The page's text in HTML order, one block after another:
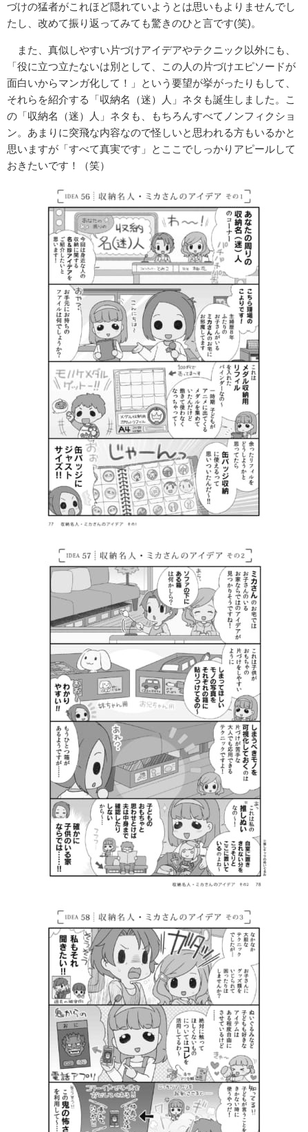
づけの猛者がこれほど隠れていようとは思いもよりませんでし
たし、改めて振り返ってみても驚きのひと言です(笑)。
また、真似しやすい片づけアイデアやテクニック以外にも、
「役に立つ立たないは別として、この人の片づけエピソードが
面白いからマンガ化して！」という要望が挙がったりもして、
それらを紹介する「収納名（迷）人」ネタも誕生しました。こ
の「収納名（迷）人」ネタも、もちろんすべてノンフィクショ
ン。あまりに突飛な内容なので怪しいと思われる方もいるかと
思いますが「すべて真実です」とここでしっかりアピールして
おきたいです！（笑）